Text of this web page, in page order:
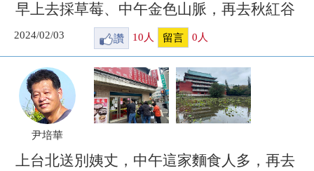
早上去採草莓、中午金色山脈，再去秋紅谷
2024/02/03 讚 10人 留言 0人
尹培華
上台北送別姨丈，中午這家麵食人多，再去